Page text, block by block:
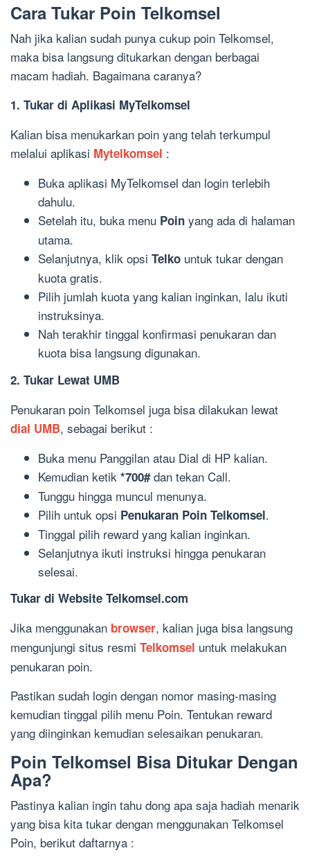
Cara Tukar Poin Telkomsel
Nah jika kalian sudah punya cukup poin Telkomsel,
maka bisa langsung ditukarkan dengan berbagai
macam hadiah. Bagaimana caranya?
1. Tukar di Aplikasi MyTelkomsel
Kalian bisa menukarkan poin yang telah terkumpul
melalui aplikasi Mytelkomsel :
Buka aplikasi MyTelkomsel dan login terlebih
dahulu.
Setelah itu, buka menu Poin yang ada di halaman
utama.
Selanjutnya, klik opsi Telko untuk tukar dengan
kuota gratis.
Pilih jumlah kuota yang kalian inginkan, lalu ikuti
instruksinya.
Nah terakhir tinggal konfirmasi penukaran dan
kuota bisa langsung digunakan.
2. Tukar Lewat UMB
Penukaran poin Telkomsel juga bisa dilakukan lewat
dial UMB, sebagai berikut :
Buka menu Panggilan atau Dial di HP kalian.
Kemudian ketik *700#dan tekan Call.
Tunggu hingga muncul menunya.
Pilih untuk opsi Penukaran Poin Telkomsel.
Tinggal pilih reward yang kalian inginkan.
Selanjutnya ikuti instruksi hingga penukaran
selesai.
Tukar di Website Telkomsel.com
Jika menggunakan browser, kalian juga bisa langsung
mengunjungi situs resmi Telkomsel untuk melakukan
penukaran poin.
Pastikan sudah login dengan nomor masing-masing
kemudian tinggal pilih menu Poin. Tentukan reward
yang diinginkan kemudian selesaikan penukaran.
Poin Telkomsel Bisa Ditukar Dengan
Apa?
Pastinya kalian ingin tahu dong apa saja hadiah menarik
yang bisa kita tukar dengan menggunakan Telkomsel
Poin, berikut daftarnya :